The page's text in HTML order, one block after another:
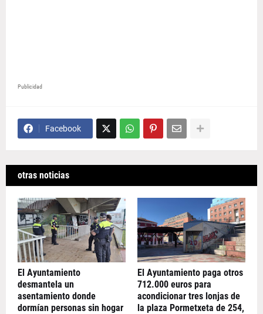
Publicidad
Facebook
otras noticias
El Ayuntamiento
desmantela un
asentamiento donde
dormían personas sin hogar
El Ayuntamiento paga otros
712.000 euros para
acondicionar tres lonjas de
la plaza Pormetxeta de 254,